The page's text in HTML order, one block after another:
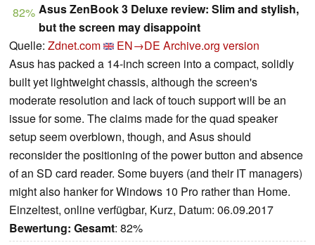
82% Asus ZenBook 3 Deluxe review: Slim and stylish,
but the screen may disappoint
Quelle: Zdnet.com EN→DE Archive.org version
Asus has packed a 14-inch screen into a compact, solidly
built yet lightweight chassis, although the screen's
moderate resolution and lack of touch support will be an
issue for some. The claims made for the quad speaker
setup seem overblown, though, and Asus should
reconsider the positioning of the power button and absence
of an SD card reader. Some buyers (and their IT managers)
might also hanker for Windows 10 Pro rather than Home.
Einzeltest, online verfügbar, Kurz, Datum: 06.09.2017
Bewertung: Gesamt: 82%